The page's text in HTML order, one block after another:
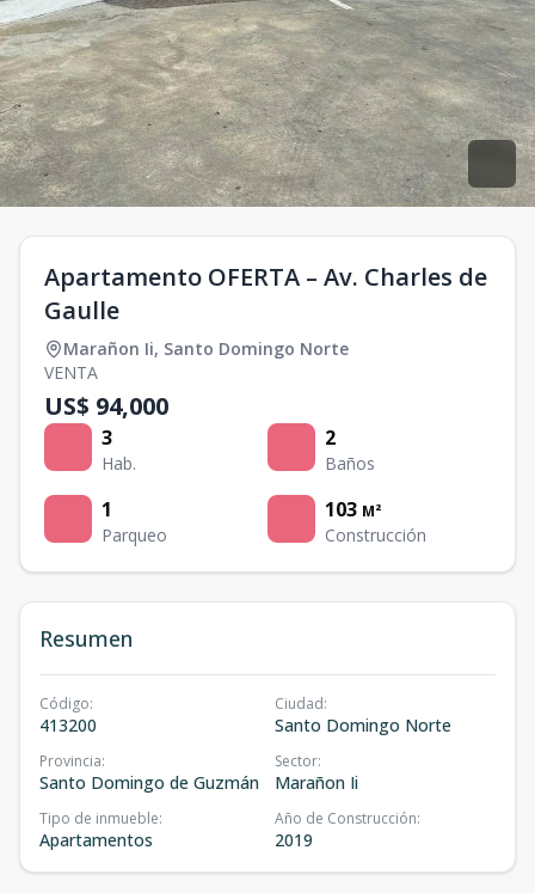
Apartamento OFERTA – Av. Charles de
Gaulle
Marañon Ii, Santo Domingo Norte
VENTA
US$ 94,000
3
Hab.
2
Baños
1
Parqueo
103 M²
Construcción
Resumen
Código:
413200
Ciudad:
Santo Domingo Norte
Provincia:
Santo Domingo de Guzmán
Sector:
Marañon Ii
Tipo de inmueble:
Apartamentos
Año de Construcción:
2019